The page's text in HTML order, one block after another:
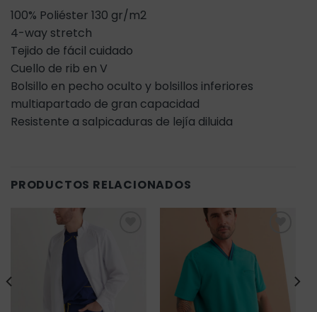
100% Poliéster 130 gr/m2
4-way stretch
Tejido de fácil cuidado
Cuello de rib en V
Bolsillo en pecho oculto y bolsillos inferiores
multiapartado de gran capacidad
Resistente a salpicaduras de lejía diluida
PRODUCTOS RELACIONADOS
lista de
deseos